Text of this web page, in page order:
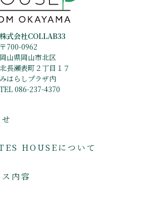
株式会社COLLAB33
〒700-0962
岡山県岡山市北区
北長瀬表町２丁目１７
みはらしプラザ内
TEL 086-237-4370
HOUSEについて
内容